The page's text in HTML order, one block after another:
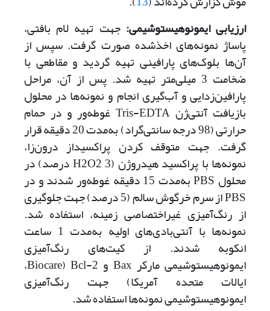
ارزیابی ایمونوهیستوشیمی:جهت تهیه لام بافتی،
پاساژ نمونه‌های اخذ‌شده صورت گرفت. سپس از
آن‌ها بلوک‌های پارافینی تهیه گردید و مقاطعی با
ضخامت 3 میلی‌متر تهیه شد. پس از آن، مراحل
پارافین‌زدایی و آب‌گیری انجام و نمونه‌ها در محلول
بازیافت آنتی‌ژن Tris-EDTA غوطه‌ور و در حمام
حرارتی (98 درجه سانتی‌گراد) به‌مدت 20 دقیقه قرار
گرفت. جهت متوقف کردن پراکسیداز درون‌زا،
نمونه‌ها با پراکسید هیدروژن (H2O2 3 درصد) در
محلول PBS به‌مدت 15 دقیقه غوطه‌ور شدند و در
PBS از سرم خرگوش سالم (5 درصد) جهت جلوگیری
از رنگ‌آمیزی غیراختصاصی زمینه، استفاده شد.
نمونه‌ها با آنتی‌بادی‌‌‌های اولیه به‌مدت 1 ساعت
انکوبه شدند. از کیت‌های رنگ‌آمیزی
ایمونوهیستوشیمی مارکر Bax و Bcl-2 (Biocare،
ایالات متحده آمریکا) جهت رنگ‌آمیزی
ایمونوهیستوشیمی نمونه‌ها استفاده شد.